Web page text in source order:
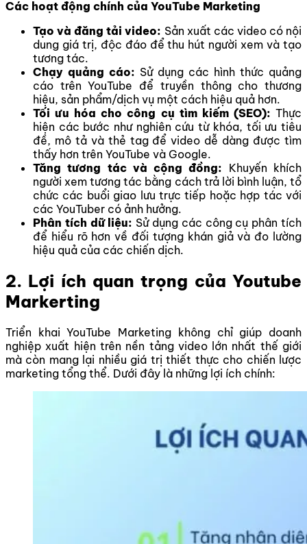
Các hoạt động chính của YouTube Marketing
Tạo và đăng tải video: Sản xuất các video có nội
dung giá trị, độc đáo để thu hút người xem và tạo
tương tác.
Chạy quảng cáo: Sử dụng các hình thức quảng
cáo trên YouTube để truyền thông cho thương
hiệu, sản phẩm/dịch vụ một cách hiệu quả hơn.
Tối ưu hóa cho công cụ tìm kiếm (SEO): Thực
hiện các bước như nghiên cứu từ khóa, tối ưu tiêu
đề, mô tả và thẻ tag để video dễ dàng được tìm
thấy hơn trên YouTube và Google.
Tăng tương tác và cộng đồng: Khuyến khích
người xem tương tác bằng cách trả lời bình luận, tổ
chức các buổi giao lưu trực tiếp hoặc hợp tác với
các YouTuber có ảnh hưởng.
Phân tích dữ liệu: Sử dụng các công cụ phân tích
để hiểu rõ hơn về đối tượng khán giả và đo lường
hiệu quả của các chiến dịch.
2. Lợi ích quan trọng của Youtube
Markerting
Triển khai YouTube Marketing không chỉ giúp doanh
nghiệp xuất hiện trên nền tảng video lớn nhất thế giới
mà còn mang lại nhiều giá trị thiết thực cho chiến lược
marketing tổng thể. Dưới đây là những lợi ích chính: